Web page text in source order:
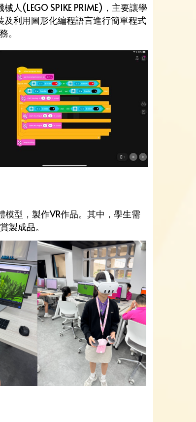
人(LEGO SPIKE PRIME)，主要讓學
利用圖形化編程語言進行簡單程式
。
模型，製作VR作品。其中，學生需
製成品。